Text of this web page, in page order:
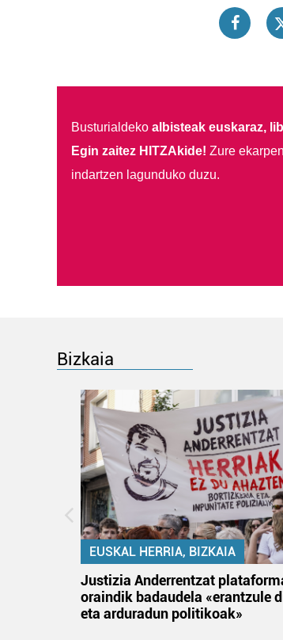
Busturialdeko albisteak euskaraz,
Egin zaitez HITZAkide! Zure
indartzen lagunduko duzu.
Bizkaia
EUSKAL HERRIA, BIZKAIA
Justizia Anderrentzat
oraindik badaudela «erantzule
eta arduradun politikoak»